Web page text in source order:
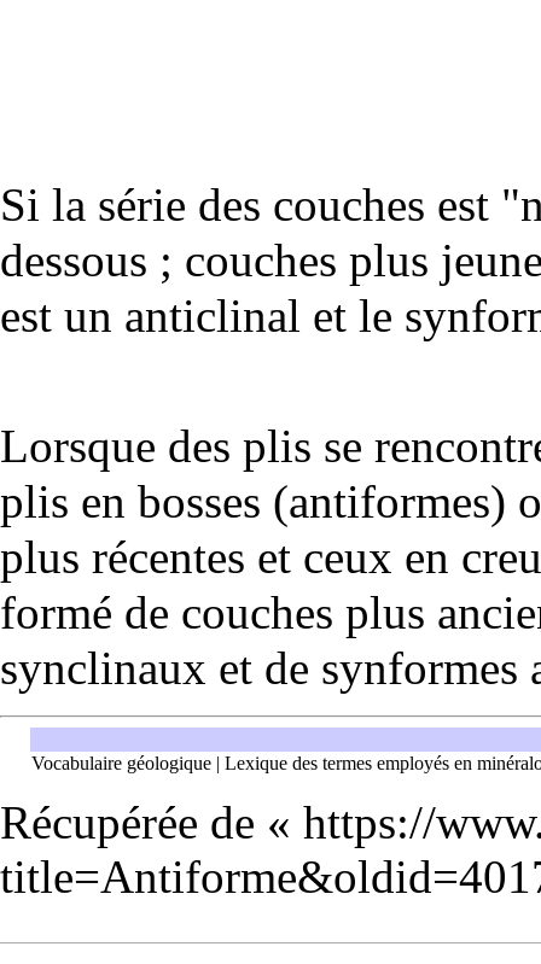
Si la série des couches est
dessous ; couches plus
est un anticlinal et le
Lorsque des plis se
plis en bosses (antiformes)
plus récentes et ceux en
formé de couches plus
synclinaux et de synformes
Vocabulaire géologique | Lexique des termes employés en
Récupérée de « https://